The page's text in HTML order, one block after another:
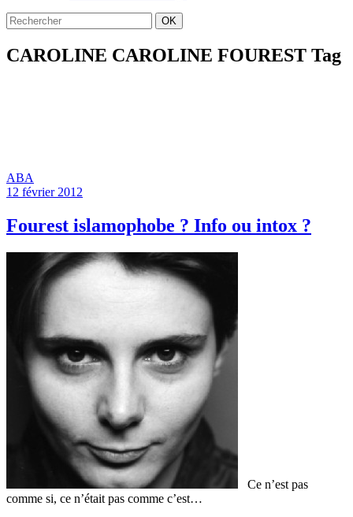
OK
CAROLINE CAROLINE FOUREST Tag
ABA
12 février 2012
Fourest islamophobe ? Info ou intox ?
Ce n’est pas
comme si, ce n’était pas comme c’est…